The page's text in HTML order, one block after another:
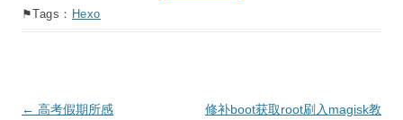
⚑Tags： Hexo
文
← 高考假期所感
修补boot获取root刷入magisk教